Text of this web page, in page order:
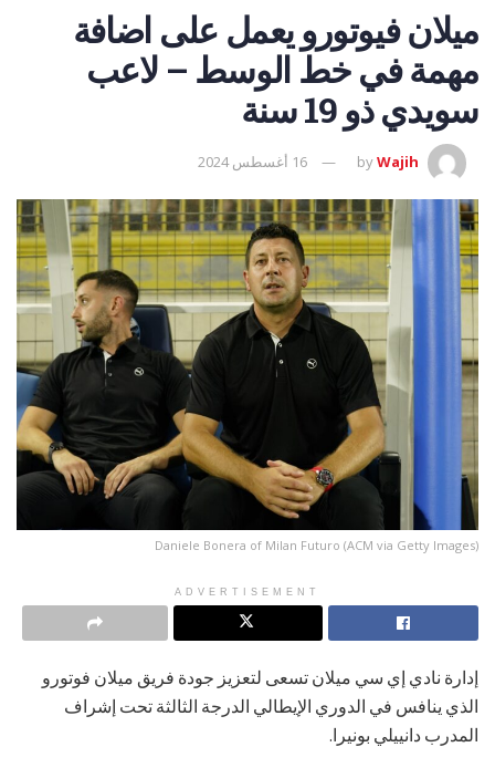
ميلان فيوتورو يعمل على اضافة
مهمة في خط الوسط – لاعب
سويدي ذو 19 سنة
byWajih 16 أغسطس 2024
Daniele Bonera of Milan Futuro (ACM via Getty Images)
ADVERTISEMENT
إدارة نادي إي سي ميلان تسعى لتعزيز جودة فريق ميلان فوتورو
الذي ينافس في الدوري الإيطالي الدرجة الثالثة تحت إشراف
المدرب دانييلي بونيرا.